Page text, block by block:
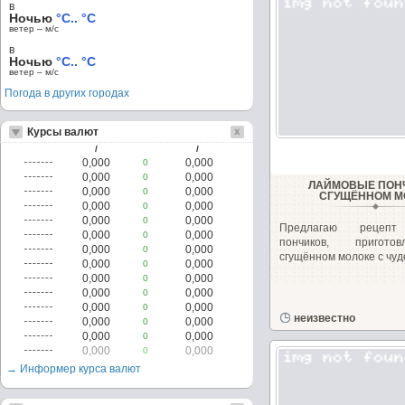
ЛАЙМОВЫЕ
СГУЩЁННОМ
Предлагаю рецепт
пончиков,
сгущённом молоке с
неизвестно
в
Ночью °C.. °C
ветер – м/c
в
Ночью °C.. °C
ветер – м/c
Погода в других городах
Курсы валют
/ /
0,000 0
0,000
0,000
0
0,000
0,000
0
0,000
0,000
0
0,000
0,000
0
0,000
0,000
0
0,000
0,000
0
0,000
0,000
0
0,000
0,000
0
0,000
0,000
0
0,000
0,000
0
0,000
0,000
0
0,000
0,000
0
0,000
0,000
0
0,000
→ Информер курса валют